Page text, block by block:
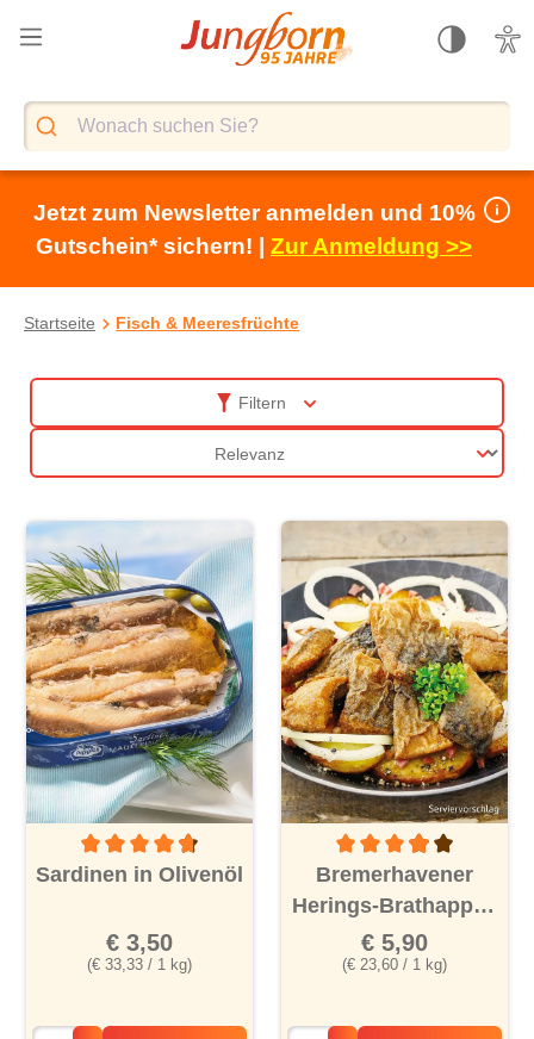
springen
Jetzt zum Newsletter anmelden und 10%
Gutschein* sichern! | Zur Anmeldung >>
Startseite Fisch & Meeresfrüchte
Filtern
Durchschnittliche Bewertung von 4.6 von 5 Sternen
Sardinen in Olivenöl
(€ 33,33 / 1 kg)
€ 3,50
Durchschnittliche
Bremerhavener
Herings-Brathappen
❄
(€ 23,60 / 1 kg)
€ 5,90